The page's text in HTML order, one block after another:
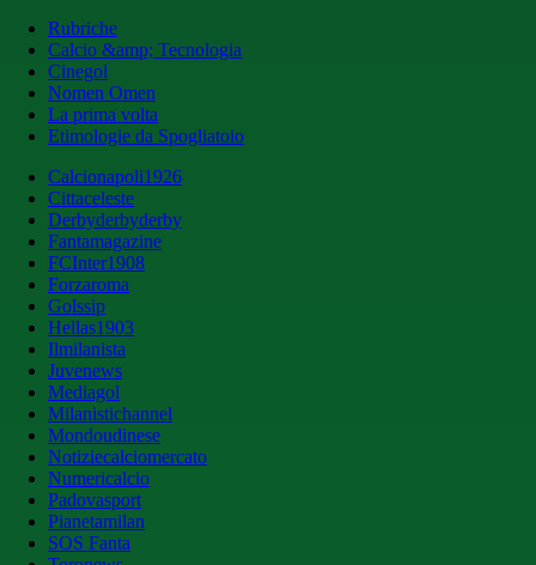
Rubriche
Calcio &amp; Tecnologia
Cinegol
Nomen Omen
La prima volta
Etimologie da Spogliatoio
Calcionapoli1926
Cittaceleste
Derbyderbyderby
Fantamagazine
FCInter1908
Forzaroma
Golssip
Hellas1903
Ilmilanista
Juvenews
Mediagol
Milanistichannel
Mondoudinese
Notiziecalciomercato
Numericalcio
Padovasport
Pianetamilan
SOS Fanta